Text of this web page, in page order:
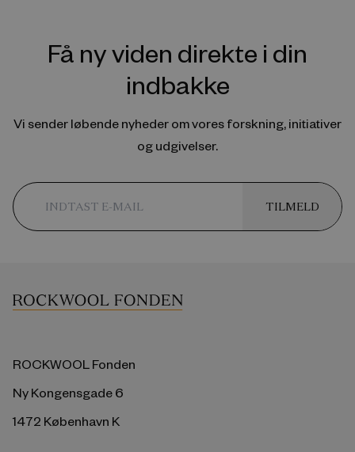
Få ny viden direkte i din
indbakke
Vi sender løbende nyheder om vores forskning, initiativer
og udgivelser.
TILMELD
ROCKWOOL Fonden
Ny Kongensgade 6
1472 København K